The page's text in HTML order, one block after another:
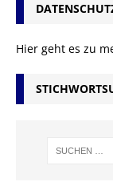
Hier geht es zu